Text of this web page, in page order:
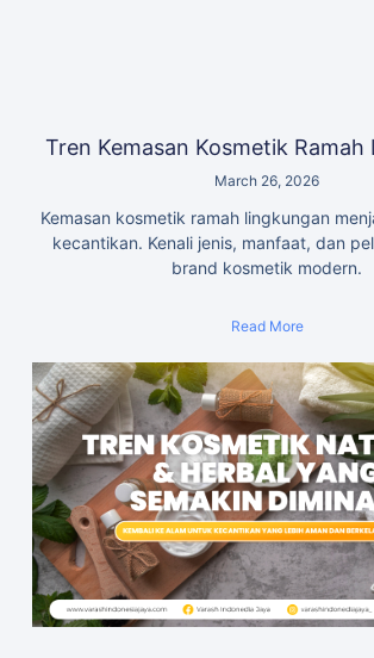
Tren Kemasan Kosmetik Ramah
March 26, 2026
Kemasan kosmetik ramah lingkungan
kecantikan. Kenali jenis, manfaat, dan
brand kosmetik modern.
Read More